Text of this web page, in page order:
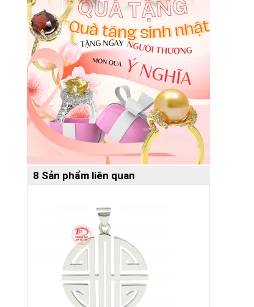
8 Sản phẩm liên quan